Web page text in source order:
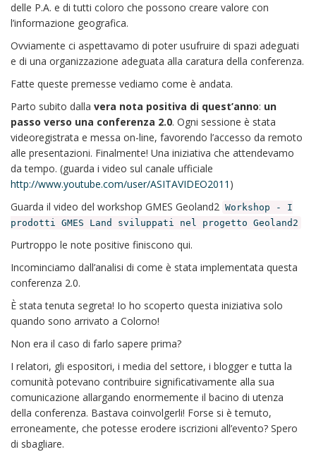
delle P.A. e di tutti coloro che possono creare valore con
l’informazione geografica.
Ovviamente ci aspettavamo di poter usufruire di spazi adeguati
e di una organizzazione adeguata alla caratura della conferenza.
Fatte queste premesse vediamo come è andata.
Parto subito dalla vera nota positiva di quest’anno: un
passo verso una conferenza 2.0. Ogni sessione è stata
videoregistrata e messa on-line, favorendo l’accesso da remoto
alle presentazioni. Finalmente! Una iniziativa che attendevamo
da tempo. (guarda i video sul canale ufficiale
http://www.youtube.com/user/ASITAVIDEO2011 )
Guarda il video del workshop GMES Geoland2 Workshop - I
prodotti GMES Land sviluppati nel progetto Geoland2
Purtroppo le note positive finiscono qui.
Incominciamo dall’analisi di come è stata implementata questa
conferenza 2.0.
È stata tenuta segreta! Io ho scoperto questa iniziativa solo
quando sono arrivato a Colorno!
Non era il caso di farlo sapere prima?
I relatori, gli espositori, i media del settore, i blogger e tutta la
comunità potevano contribuire significativamente alla sua
comunicazione allargando enormemente il bacino di utenza
della conferenza. Bastava coinvolgerli! Forse si è temuto,
erroneamente, che potesse erodere iscrizioni all’evento? Spero
di sbagliare.